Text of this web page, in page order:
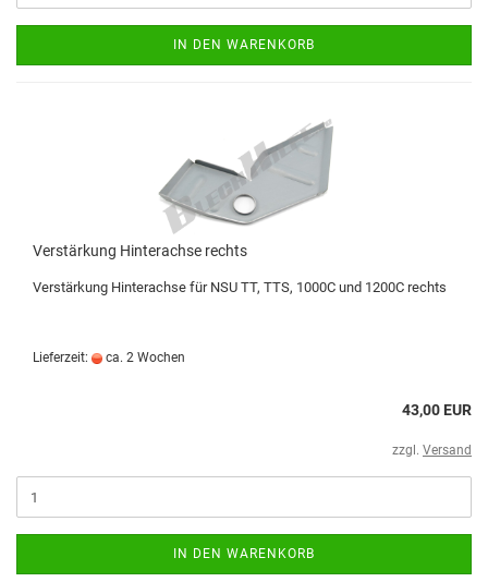
IN DEN WARENKORB
Verstärkung Hinterachse rechts
Verstärkung Hinterachse für NSU TT, TTS, 1000C und 1200C rechts
Lieferzeit: ca. 2 Wochen
43,00 EUR
zzgl. Versand
IN DEN WARENKORB